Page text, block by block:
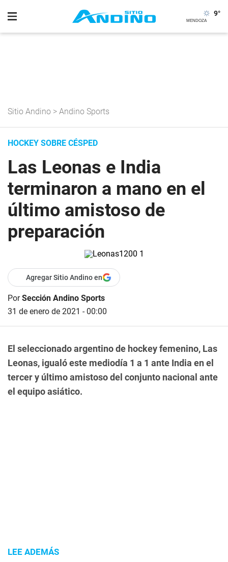
9°
Sitio Andino > Andino Sports
HOCKEY SOBRE CÉSPED
Las Leonas e India
terminaron a mano en el
último amistoso de
preparación
Agregar Sitio Andino en
PorSección Andino Sports
31 de enero de 2021 - 00:00
El seleccionado argentino de hockey femenino, Las
Leonas, igualó este mediodía 1 a 1 ante India en el
tercer y último amistoso del conjunto nacional ante
el equipo asiático.
LEE ADEMÁS